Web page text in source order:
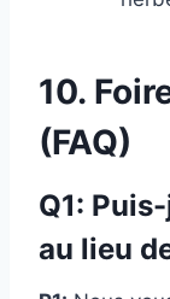
10.
(FAQ)
Q1:
au lieu